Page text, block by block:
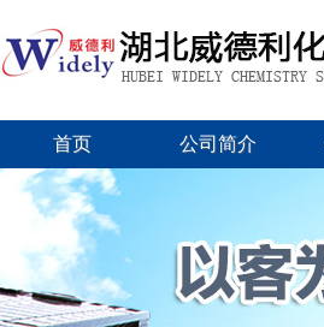
首页 公司简介